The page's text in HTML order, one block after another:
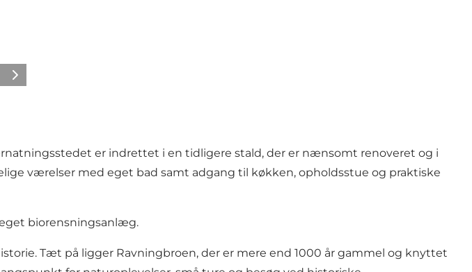
Næste
er indrettet i en tidligere stald, der er nænsomt renoveret og i
værelser med eget bad samt adgang til køkken, opholdsstue og praktiske
biorensningsanlæg.
Tæt på ligger Ravningbroen, der er mere end 1000 år gammel og knyttet